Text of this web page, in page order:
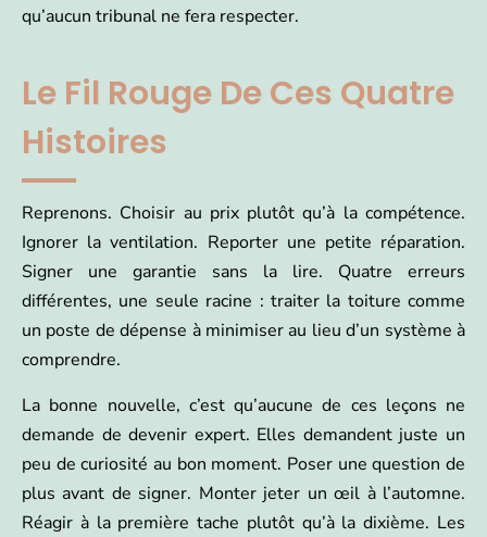
qu’aucun tribunal ne fera respecter.
Le Fil Rouge De Ces Quatre
Histoires
Reprenons. Choisir au prix plutôt qu’à la compétence.
Ignorer la ventilation. Reporter une petite réparation.
Signer une garantie sans la lire. Quatre erreurs
différentes, une seule racine : traiter la toiture comme
un poste de dépense à minimiser au lieu d’un système à
comprendre.
La bonne nouvelle, c’est qu’aucune de ces leçons ne
demande de devenir expert. Elles demandent juste un
peu de curiosité au bon moment. Poser une question de
plus avant de signer. Monter jeter un œil à l’automne.
Réagir à la première tache plutôt qu’à la dixième. Les